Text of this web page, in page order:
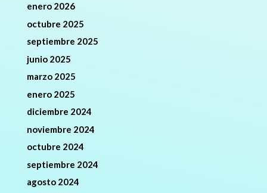
enero 2026
octubre 2025
septiembre 2025
junio 2025
marzo 2025
enero 2025
diciembre 2024
noviembre 2024
octubre 2024
septiembre 2024
agosto 2024